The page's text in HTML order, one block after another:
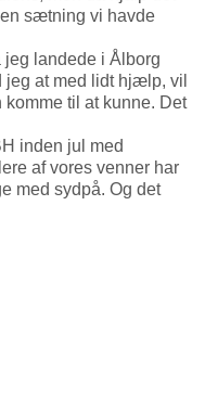
sætning vi havde
jeg landede i Ålborg
at med lidt hjælp, vil
til at kunne. Det
inden jul med
af vores venner har
med sydpå. Og det